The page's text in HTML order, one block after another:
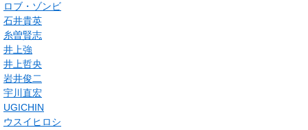
ロブ・ゾンビ
石井貴英
糸曽賢志
井上強
井上哲央
岩井俊二
宇川直宏
UGICHIN
ウスイヒロシ